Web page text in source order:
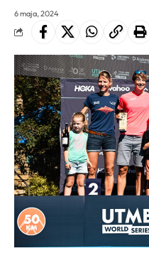
6 maja, 2024